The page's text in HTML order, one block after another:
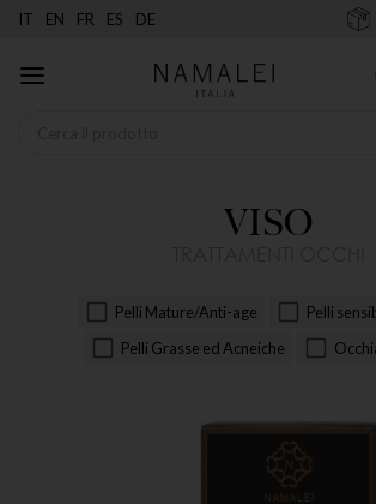
IT EN FR ES DE
VISO
Pelli Mature/Anti-age
Pelli
Pelli Grasse ed Acneiche